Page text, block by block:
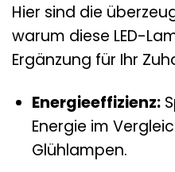
Hier sind die
warum diese LED-
Ergänzung für Ihr
Energieeffizienz:
Energie im
Glühlampen.